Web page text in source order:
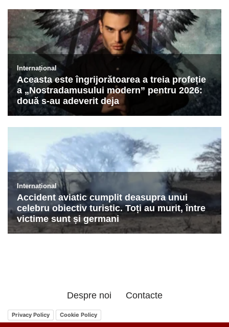
Despre noi Contacte
Privacy Policy Cookie Policy